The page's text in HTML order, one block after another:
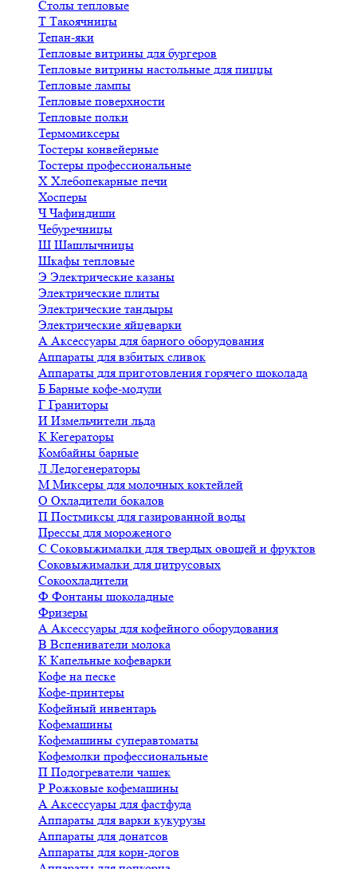
Столы тепловые
Т Такоячницы
Тепан-яки
Тепловые витрины для бургеров
Тепловые витрины настольные для пиццы
Тепловые лампы
Тепловые поверхности
Тепловые полки
Термомиксеры
Тостеры конвейерные
Тостеры профессиональные
Х Хлебопекарные печи
Хосперы
ЧЧафиндиши
Чебуречницы
Ш Шашлычницы
Шкафы тепловые
Э Электрические казаны
Электрические плиты
Электрические тандыры
Электрические яйцеварки
А Аксессуары для барного оборудования
Аппараты для взбитых сливок
Аппараты для приготовления горячего шоколада
Б Барные кофе-модули
Г Граниторы
И Измельчители льда
К Кегераторы
Комбайны барные
Л Ледогенераторы
М Миксеры для молочных коктейлей
О Охладители бокалов
П Постмиксы для газированной воды
Прессы для мороженого
С Соковыжималки для твердых овощей и фруктов
Соковыжималки для цитрусовых
Сокоохладители
Ф Фонтаны шоколадные
Фризеры
А Аксессуары для кофейного оборудования
В Вспениватели молока
К Капельные кофеварки
Кофе на песке
Кофе-принтеры
Кофейный инвентарь
Кофемашины
Кофемашины суперавтоматы
Кофемолки профессиональные
П Подогреватели чашек
Р Рожковые кофемашины
А Аксессуары для фастфуда
Аппараты для варки кукурузы
Аппараты для донатсов
Аппараты для корн-догов